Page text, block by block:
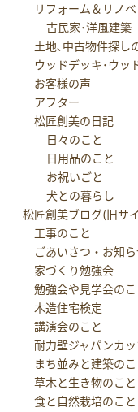
リフォーム＆リノベ
古民家･洋風建築
土地､中古物件探し
ウッドデッキ･ウッ
お客様の声
アフター
松匠創美の日記
日々のこと
日用品のこと
お祝いごと
犬との暮らし
松匠創美ブログ(旧サ
工事のこと
ごあいさつ・お知ら
家づくり勉強会
勉強会や見学会のこ
木造住宅検定
講演会のこと
耐力壁ジャパンカ
まち並みと建築のこ
草木と生き物のこと
食と自然栽培のこと